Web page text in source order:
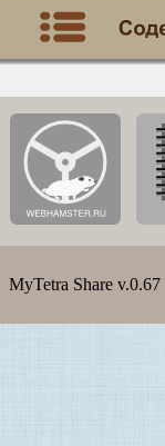
MyTetra Share v.0.67